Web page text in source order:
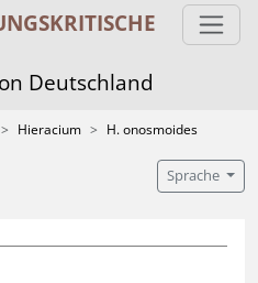
Deutschland
Hieracium
H. onosmoides
Sprache